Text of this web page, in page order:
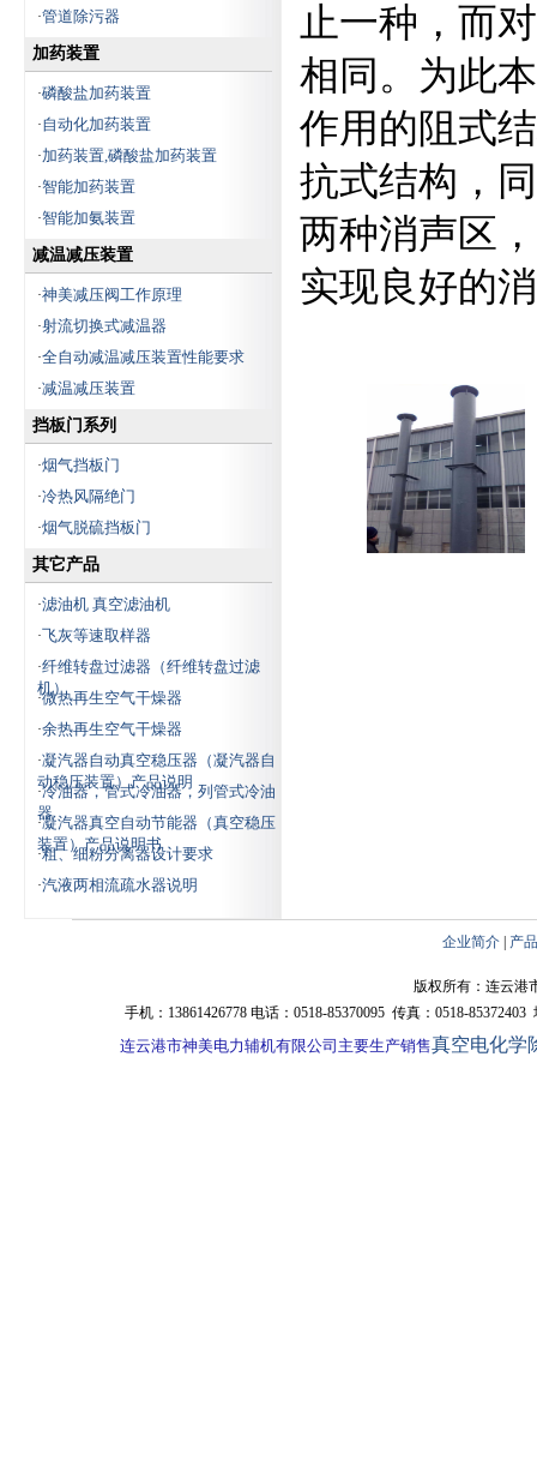
·管道除污器
加药装置
·磷酸盐加药装置
·自动化加药装置
·加药装置,磷酸盐加药装置
·智能加药装置
·智能加氨装置
减温减压装置
·神美减压阀工作原理
·射流切换式减温器
·全自动减温减压装置性能要求
·减温减压装置
挡板门系列
·烟气挡板门
·冷热风隔绝门
·烟气脱硫挡板门
其它产品
·滤油机 真空滤油机
·飞灰等速取样器
·纤维转盘过滤器（纤维转盘过滤
机）
·微热再生空气干燥器
·余热再生空气干燥器
·凝汽器自动真空稳压器（凝汽器自
动稳压装置）产品说明
·冷油器，管式冷油器，列管式冷油
器
·凝汽器真空自动节能器（真空稳压
装置）产品说明书
·粗、细粉分离器设计要求
·汽液两相流疏水器说明
止一种，而
相同。为此
作用的阻式
抗式结构，
两种消声区
实现良好的
企业简介| 产
版权所有：连云港
手机：13861426778 电话：0518-85370095 传真：0518-
连云港市神美电力辅机有限公司主要生产销售真空电化学